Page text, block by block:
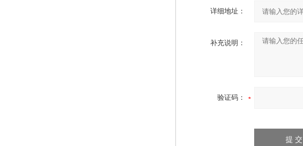
详细地址：
补充说明：
验证码：